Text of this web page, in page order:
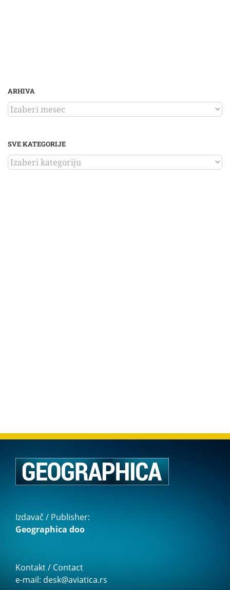
ARHIVA
ARHIVA
SVE KATEGORIJE
SVE
KATEGORIJE
Izdavač / Publisher:
Geographica doo
Kontakt / Contact
e-mail: desk@aviatica.rs